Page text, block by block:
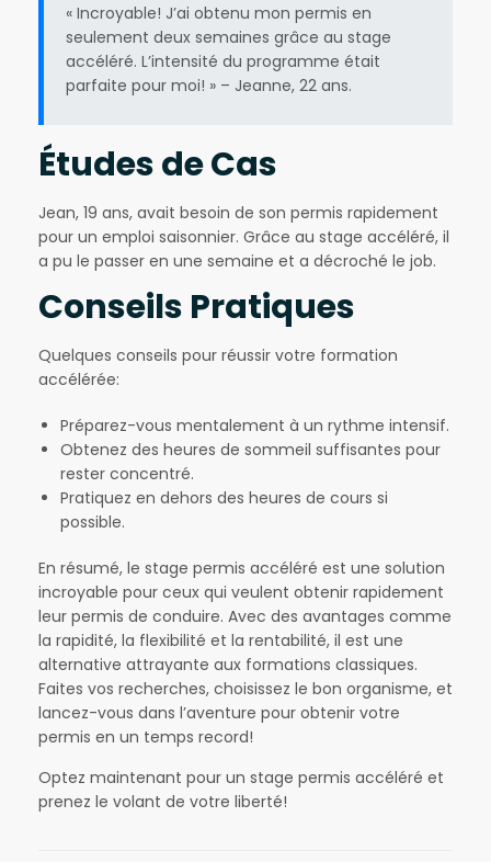
« Incroyable! J’ai obtenu mon permis en
seulement deux semaines grâce au stage
accéléré. L’intensité du programme était
parfaite pour moi! » – Jeanne, 22 ans.
Études de Cas
Jean, 19 ans, avait besoin de son permis rapidement
pour un emploi saisonnier. Grâce au stage accéléré, il
a pu le passer en une semaine et a décroché le job.
Conseils Pratiques
Quelques conseils pour réussir votre formation
accélérée:
Préparez-vous mentalement à un rythme intensif.
Obtenez des heures de sommeil suffisantes pour
rester concentré.
Pratiquez en dehors des heures de cours si
possible.
En résumé, le stage permis accéléré est une solution
incroyable pour ceux qui veulent obtenir rapidement
leur permis de conduire. Avec des avantages comme
la rapidité, la flexibilité et la rentabilité, il est une
alternative attrayante aux formations classiques.
Faites vos recherches, choisissez le bon organisme, et
lancez-vous dans l’aventure pour obtenir votre
permis en un temps record!
Optez maintenant pour un stage permis accéléré et
prenez le volant de votre liberté!